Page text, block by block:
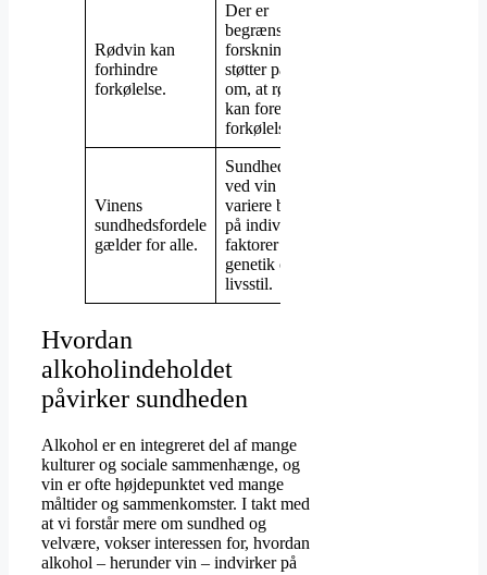
Rødvin kan
forhindre
forkølelse.
Der er
begrænset
forskning, der
støtter påstanden
om, at rødvin
kan forebygge
forkølelse.
Vinens
sundhedsfordele
gælder for alle.
Sundhedsfordele
ved vin kan
variere baseret
på individuelle
faktorer såsom
genetik og
livsstil.
Hvordan
alkoholindeholdet
påvirker sundheden
Alkohol er en integreret del af mange
kulturer og sociale sammenhænge, og
vin er ofte højdepunktet ved mange
måltider og sammenkomster. I takt med
at vi forstår mere om sundhed og
velvære, vokser interessen for, hvordan
alkohol – herunder vin – indvirker på